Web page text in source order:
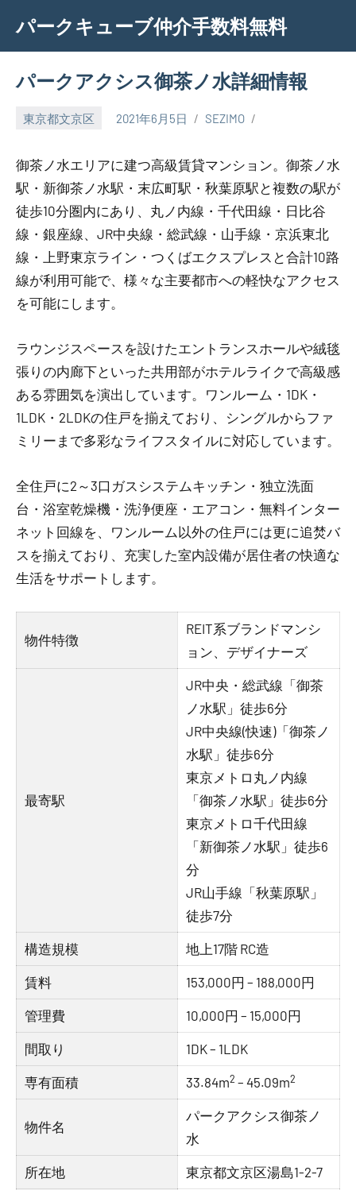
content
パークキューブ仲介手数料無料
パークアクシス御茶ノ水詳細情報
東京都文京区 2021年6月5日 SEZIMO
御茶ノ水エリアに建つ高級賃貸マンション。御茶ノ水
駅・新御茶ノ水駅・末広町駅・秋葉原駅と複数の駅が
徒歩10分圏内にあり、丸ノ内線・千代田線・日比谷
線・銀座線、JR中央線・総武線・山手線・京浜東北
線・上野東京ライン・つくばエクスプレスと合計10路
線が利用可能で、様々な主要都市への軽快なアクセス
を可能にします。
ラウンジスペースを設けたエントランスホールや絨毯
張りの内廊下といった共用部がホテルライクで高級感
ある雰囲気を演出しています。ワンルーム・1DK・
1LDK・2LDKの住戸を揃えており、シングルからファ
ミリーまで多彩なライフスタイルに対応しています。
全住戸に2～3口ガスシステムキッチン・独立洗面
台・浴室乾燥機・洗浄便座・エアコン・無料インター
ネット回線を、ワンルーム以外の住戸には更に追焚バ
スを揃えており、充実した室内設備が居住者の快適な
生活をサポートします。
物件特徴
REIT系ブランドマンシ
ョン、デザイナーズ
最寄駅
JR中央・総武線「御茶
ノ水駅」徒歩6分
JR中央線(快速)「御茶ノ
水駅」徒歩6分
東京メトロ丸ノ内線
「御茶ノ水駅」徒歩6分
東京メトロ千代田線
「新御茶ノ水駅」徒歩6
分
JR山手線「秋葉原駅」
徒歩7分
構造規模 地上17階 RC造
賃料 153,000円 – 188,000円
管理費 10,000円 – 15,000円
間取り 1DK – 1LDK
専有面積 33.84m2 – 45.09m2
物件名
パークアクシス御茶ノ
水
所在地 東京都文京区湯島1-2-7